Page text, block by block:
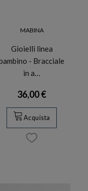
MABINA
Gioielli linea
- Bracciale
in a…
36,00 €
Acquista